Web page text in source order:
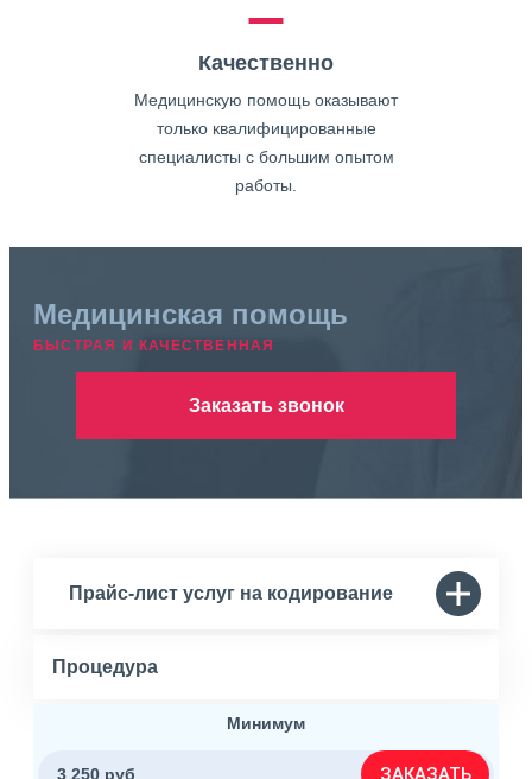
Качественно
Медицинскую помощь оказывают
только квалифицированные
специалисты с большим опытом
работы.
Медицинская помощь
БЫСТРАЯ И КАЧЕСТВЕННАЯ
Заказать звонок
Прайс-лист услуг на кодирование
Процедура
Минимум
3 250 руб ЗАКАЗАТЬ